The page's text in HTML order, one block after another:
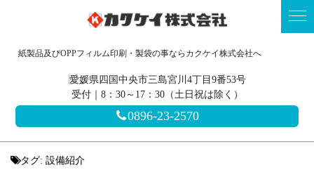
紙製品及びOPPフィルム印刷・製袋の事ならカクケイ株式会社へ
愛媛県四国中央市三島宮川4丁目9番53号
受付｜8：30～17：30（土日祝は除く）
0896-23-2570
タグ: 設備紹介